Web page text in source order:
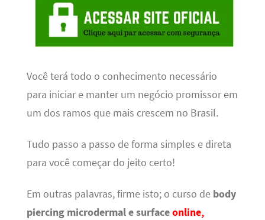
Você terá todo o conhecimento necessário
para iniciar e manter um negócio promissor em
um dos ramos que mais crescem no Brasil.
Tudo passo a passo de forma simples e direta
para você começar do jeito certo!
Em outras palavras, firme isto; o curso de body
piercing microdermal e surfaceonline,